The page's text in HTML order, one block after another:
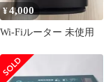
¥4,000
Wi-Fiルーター 未使用